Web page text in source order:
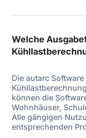
Welche
Die autarc
können die
Wohnhäuser,
Alle gängigen
entsprechenden